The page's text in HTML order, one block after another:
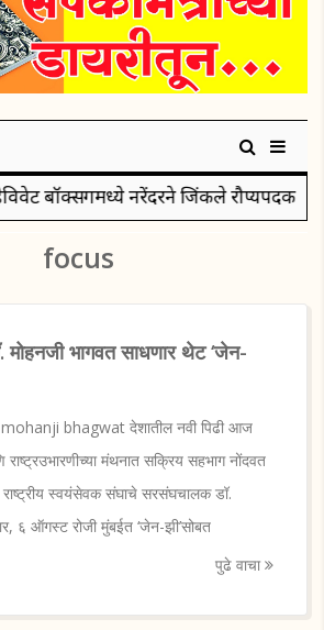
नरेंदरने जिंकले रौप्यपदक
focus
भागवत साधणार थेट ‘जेन-
mohanji bhagwat देशातील नवी पिढी आज
मंथनात सक्रिय सहभाग नोंदवत
स्वयंसेवक संघाचे सरसंघचालक डॉ.
६ ऑगस्ट रोजी मुंबईत ‘जेन-झी’सोबत
पुढे वाचा